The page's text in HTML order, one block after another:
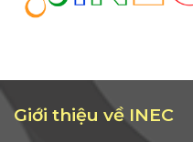
Giới thiệu về INEC